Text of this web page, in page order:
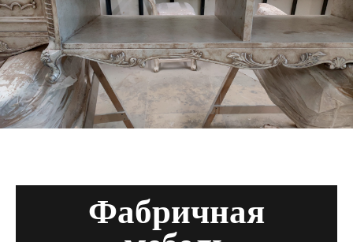
Фабричная